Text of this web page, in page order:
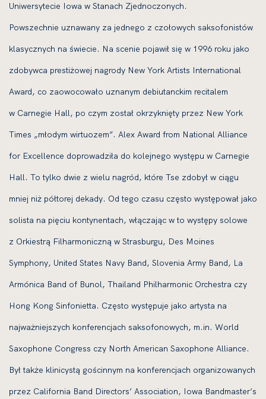
Uniwersytecie Iowa w Stanach Zjednoczonych.
Powszechnie uznawany za jednego z czołowych saksofonistów
klasycznych na świecie. Na scenie pojawił się w 1996 roku jako
zdobywca prestiżowej nagrody New York Artists International
Award, co zaowocowało uznanym debiutanckim recitalem
w Carnegie Hall, po czym został okrzyknięty przez New York
Times „młodym wirtuozem”. Alex Award from National Alliance
for Excellence doprowadziła do kolejnego występu w Carnegie
Hall. To tylko dwie z wielu nagród, które Tse zdobył w ciągu
mniej niż półtorej dekady. Od tego czasu często występował jako
solista na pięciu kontynentach, włączając w to występy solowe
z Orkiestrą Filharmoniczną w Strasburgu, Des Moines
Symphony, United States Navy Band, Slovenia Army Band, La
Armónica Band of Bunol, Thailand Philharmonic Orchestra czy
Hong Kong Sinfonietta. Często występuje jako artysta na
najważniejszych konferencjach saksofonowych, m.in. World
Saxophone Congress czy North American Saxophone Alliance.
Był także klinicystą gościnnym na konferencjach organizowanych
przez California Band Directors’ Association, Iowa Bandmaster’s